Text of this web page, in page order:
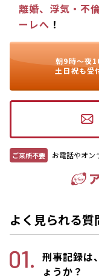
離婚、浮気・不
ーレへ ！
朝9時〜夜
土日祝も受
ご来所不要 お電話やオン
よく見られる質
刑事記録は
ょうか？